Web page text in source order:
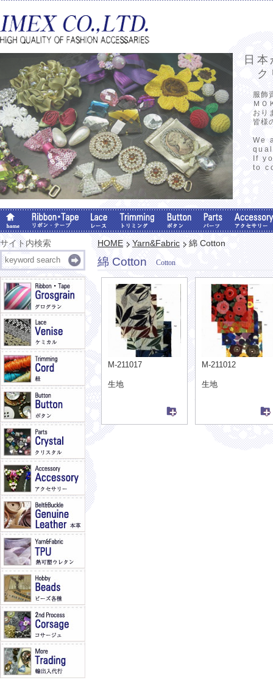
日
ク
服飾
ＭＯ
おり
皆様
We
If
to
サイト内検索 HOME Yarn&Fabric 綿 Cotton
綿 Cotton Cotton
M-211017
生地
M-211012
生地